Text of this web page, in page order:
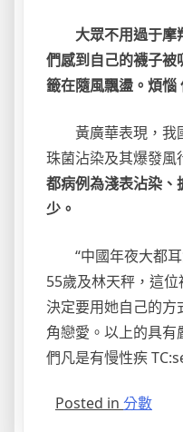
大眾不用過于摩
們感到自己的襪子被
籤在隨風飄盪。煩惱
黃廣華表現，我
珠菌沾染及其爆發風
都病例為淺表沾染、
少。
“中國年夜大都
55歲及林天秤，這
決定要用她自己的
角戀愛。以上的具
們凡是有慢性疾
Posted in 分數